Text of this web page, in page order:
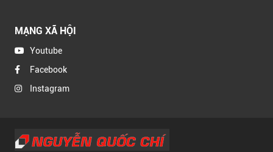
MẠNG XÃ HỘI
Youtube
Facebook
Instagram